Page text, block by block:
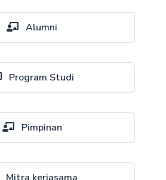
Alumni
Program Studi
Pimpinan